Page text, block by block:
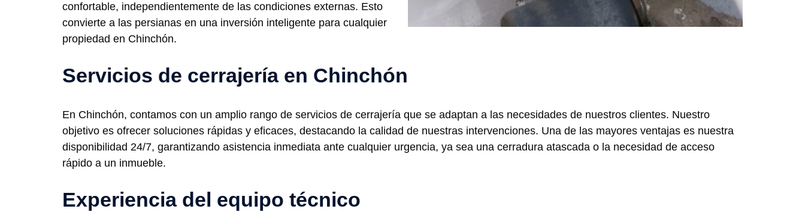
confortable, independientemente de las condiciones externas. Esto
convierte a las persianas en una inversión inteligente para cualquier
propiedad en Chinchón.
Servicios de cerrajería en Chinchón
En Chinchón, contamos con un amplio rango de servicios de cerrajería que se adaptan a las necesidades de nuestros clientes. Nuestro
objetivo es ofrecer soluciones rápidas y eficaces, destacando la calidad de nuestras intervenciones. Una de las mayores ventajas es nuestra
disponibilidad 24/7, garantizando asistencia inmediata ante cualquier urgencia, ya sea una cerradura atascada o la necesidad de acceso
rápido a un inmueble.
Experiencia del equipo técnico